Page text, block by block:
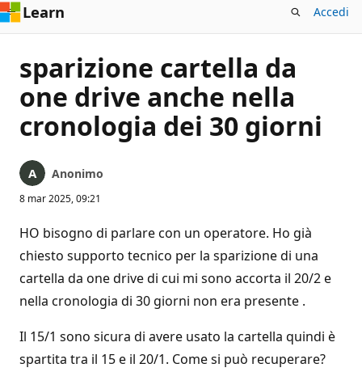
Learn Accedi
sparizione cartella da
one drive anche nella
cronologia dei 30 giorni
Anonimo
8 mar 2025, 09:21
HO bisogno di parlare con un operatore. Ho già
chiesto supporto tecnico per la sparizione di una
cartella da one drive di cui mi sono accorta il 20/2 e
nella cronologia di 30 giorni non era presente .
Il 15/1 sono sicura di avere usato la cartella quindi è
spartita tra il 15 e il 20/1. Come si può recuperare?